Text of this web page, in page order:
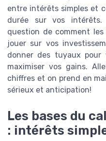
entre intérêts simples et
durée sur vos
question de comment
jouer sur vos
donner des tuyaux
maximiser vos gains.
chiffres et on prend en
sérieux et anticipation!
Les bases du
: intérêts